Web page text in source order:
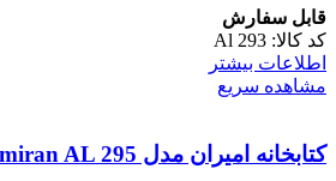
قابل سفارش
کد کالا: Al 293
اطلاعات بیشتر
مشاهده سریع
کتابخانه امیران مدل Amiran AL 295